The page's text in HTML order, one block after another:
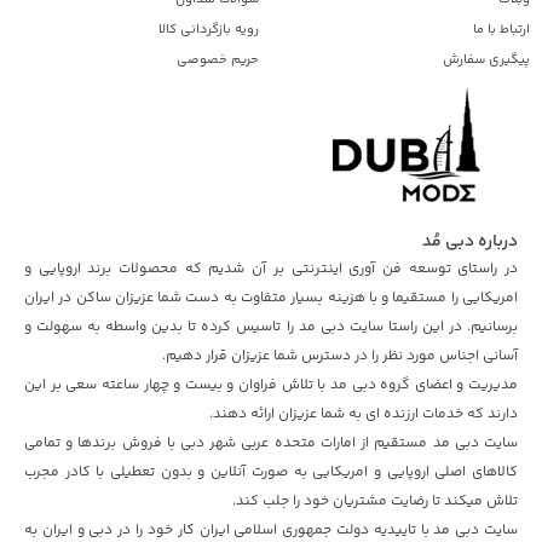
ارتباط با ما
پیگیری سفارش
رویه بازگردانی کالا
حریم خصوصی
درباره دبی مُد
در راستای توسعه فن آوری اینترنتی بر آن شدیم که محصولات برند اروپایی و
امریکایی را مستقیما و با هزینه بسیار متفاوت به دست شما عزیزان ساکن در ایران
برسانیم. در این راستا سایت دبی مد را تاسیس کرده تا بدین واسطه به سهولت و
آسانی اجناس مورد نظر را در دسترس شما عزیزان قرار دهیم.
مدیریت و اعضای گروه دبی مد با تلاش فراوان و بیست و چهار ساعته سعی بر این
دارند که خدمات ارزنده ای به شما عزیزان ارائه دهند.
سایت دبی مد مستقیم از امارات متحده عربی شهر دبی با فروش برندها و تمامی
کالاهای اصلی اروپایی و امریکایی به صورت آنلاین و بدون تعطیلی با کادر مجرب
تلاش میکند تا رضایت مشتریان خود را جلب کند.
سایت دبی مد با تاییدیه دولت جمهوری اسلامی ایران کار خود را در دبی و ایران به